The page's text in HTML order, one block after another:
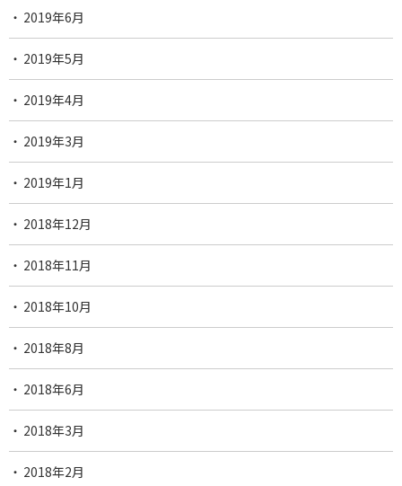
2019年6月
2019年5月
2019年4月
2019年3月
2019年1月
2018年12月
2018年11月
2018年10月
2018年8月
2018年6月
2018年3月
2018年2月